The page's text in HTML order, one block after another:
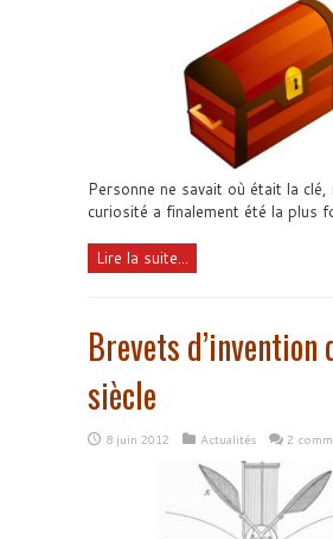
Personne ne savait où était la clé,
curiosité a finalement été la plus
Lire la suite...
Brevets d’invention
siècle
8 juin 2012 Actualités 2